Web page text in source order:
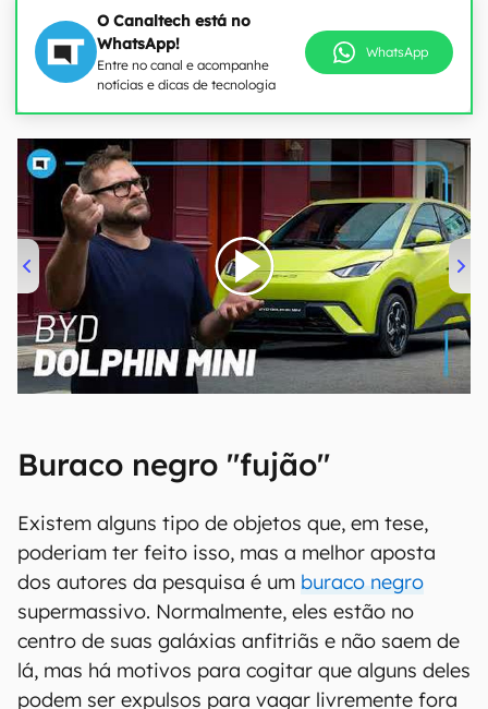
O Canaltech está no
WhatsApp!
Entre no canal e acompanhe
notícias e dicas de tecnologia
WhatsApp
00:00/04:07
Buraco negro "fujão"
Existem alguns tipo de objetos que, em tese,
poderiam ter feito isso, mas a melhor aposta
dos autores da pesquisa é um buraco negro
supermassivo. Normalmente, eles estão no
centro de suas galáxias anfitriãs e não saem de
lá, mas há motivos para cogitar que alguns deles
podem ser expulsos para vagar livremente fora